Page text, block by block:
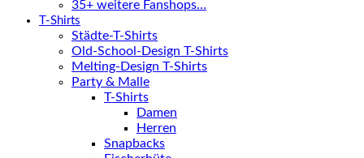
35+ weitere Fanshops…
T-Shirts
Städte-T-Shirts
Old-School-Design T-Shirts
Melting-Design T-Shirts
Party & Malle
T-Shirts
Damen
Herren
Snapbacks